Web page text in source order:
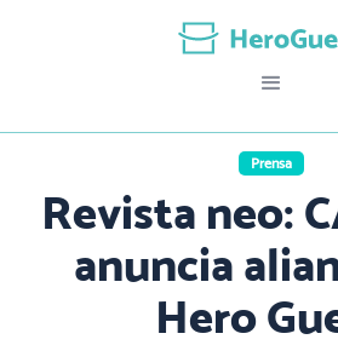
Prensa
Revista neo:
anuncia
Hero